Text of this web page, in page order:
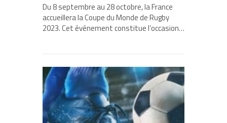
Du 8 septembre au 28 octobre, la France
accueillera la Coupe du Monde de Rugby
2023. Cet événement constitue l’occasion…